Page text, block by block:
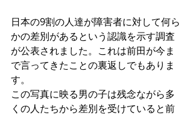
日本の9割の人達が障害者に対して何ら
かの差別があるという認識を示す調査
が公表されました。これは前田が今ま
で言ってきたことの裏返しでもありま
す。
この写真に映る男の子は残念ながら多
くの人たちから差別を受けていると前